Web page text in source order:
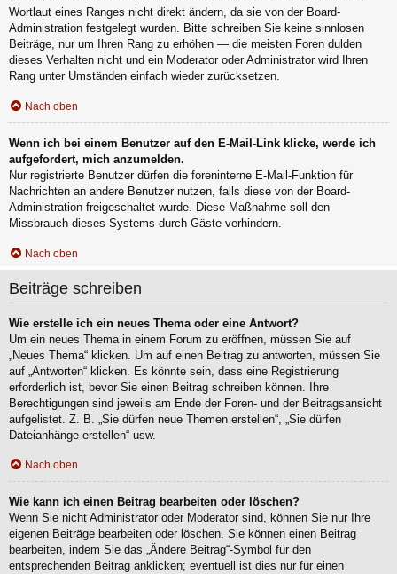
Wortlaut eines Ranges nicht direkt ändern, da sie von der Board-
Administration festgelegt wurden. Bitte schreiben Sie keine sinnlosen
Beiträge, nur um Ihren Rang zu erhöhen — die meisten Foren dulden
dieses Verhalten nicht und ein Moderator oder Administrator wird Ihren
Rang unter Umständen einfach wieder zurücksetzen.
Nach oben
Wenn ich bei einem Benutzer auf den E-Mail-Link klicke, werde ich
aufgefordert, mich anzumelden.
Nur registrierte Benutzer dürfen die foreninterne E-Mail-Funktion für
Nachrichten an andere Benutzer nutzen, falls diese von der Board-
Administration freigeschaltet wurde. Diese Maßnahme soll den
Missbrauch dieses Systems durch Gäste verhindern.
Nach oben
Beiträge schreiben
Wie erstelle ich ein neues Thema oder eine Antwort?
Um ein neues Thema in einem Forum zu eröffnen, müssen Sie auf
„Neues Thema“ klicken. Um auf einen Beitrag zu antworten, müssen Sie
auf „Antworten“ klicken. Es könnte sein, dass eine Registrierung
erforderlich ist, bevor Sie einen Beitrag schreiben können. Ihre
Berechtigungen sind jeweils am Ende der Foren- und der Beitragsansicht
aufgelistet. Z. B. „Sie dürfen neue Themen erstellen“, „Sie dürfen
Dateianhänge erstellen“ usw.
Nach oben
Wie kann ich einen Beitrag bearbeiten oder löschen?
Wenn Sie nicht Administrator oder Moderator sind, können Sie nur Ihre
eigenen Beiträge bearbeiten oder löschen. Sie können einen Beitrag
bearbeiten, indem Sie das „Ändere Beitrag“-Symbol für den
entsprechenden Beitrag anklicken; eventuell ist dies nur für einen